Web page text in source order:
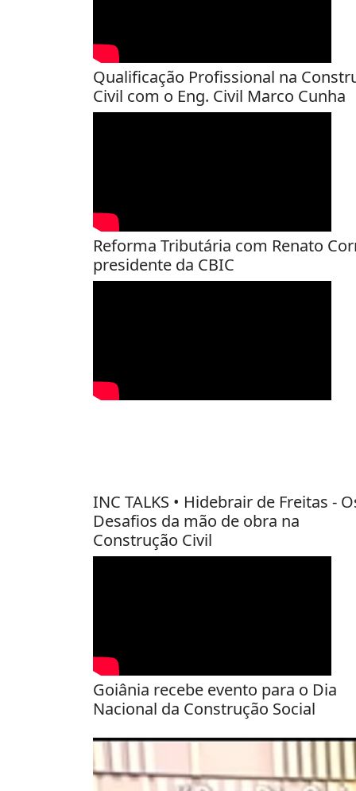
Qualificação Profissional na
Civil com o Eng. Civil Marco Cunha
Reforma Tributária com Renato
presidente da CBIC
INC TALKS • Hidebrair de Freitas -
Desafios da mão de obra na
Construção Civil
Goiânia recebe evento para o Dia
Nacional da Construção Social